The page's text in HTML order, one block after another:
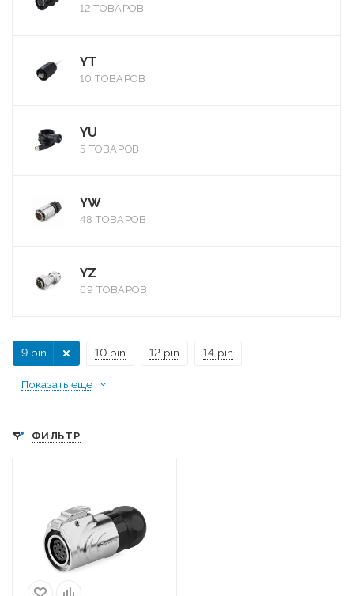
12 ТОВАРОВ
YT
10 ТОВАРОВ
YU
5 ТОВАРОВ
YW
48 ТОВАРОВ
YZ
69 ТОВАРОВ
10 pin 12 pin 14 pin
9 pin
Показать еще
ФИЛЬТР